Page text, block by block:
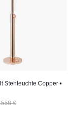
Stehleuchte Copper •
€